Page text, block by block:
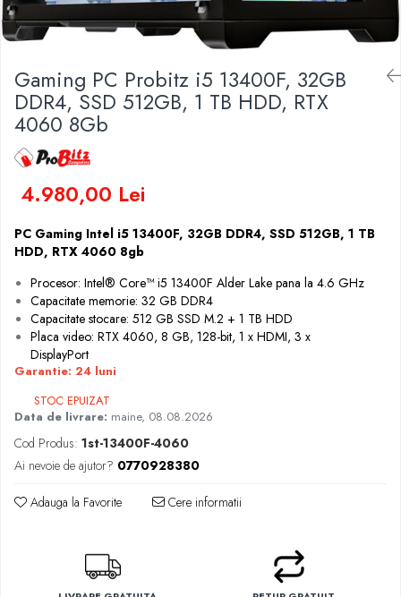
Genti Laptop
Incarcatoare laptop
Standuri și Coolere Laptop
Alte accesorii
Card reader
Coolere
Surse PC
Carcase
Placi de baza
Ventilatoare carcasa
Placi de baza REFURBISHED
Procesoare
PC All-in-One
Calculatoare All-in-One NOI
All-in-One REFURBISHED
Calculatoare All-in-One RENEW
Componente All-in-One
Gaming PC Probitz i5 13400F, 32GB
DDR4, SSD 512GB, 1 TB HDD, RTX
4060 8Gb
4.980,00 Lei
PC Gaming Intel i5 13400F, 32GB DDR4, SSD 512GB, 1 TB
HDD, RTX 4060 8gb
Procesor: Intel® Core™ i5 13400F Alder Lake pana la 4.6 GHz
Capacitate memorie: 32 GB DDR4
Capacitate stocare: 512 GB SSD M.2 + 1 TB HDD
Placa video: RTX 4060, 8 GB, 128-bit, 1 x HDMI, 3 x
DisplayPort
Garantie: 24 luni
STOC EPUIZAT
Data de livrare: maine, 08.08.2026
Cod Produs: 1st-13400F-4060
Ai nevoie de ajutor? 0770928380
Adauga la Favorite Cere informatii